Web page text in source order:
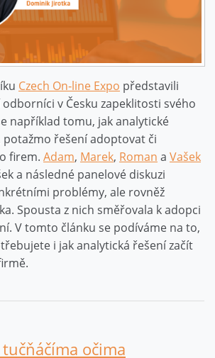
Czech On‑line Expo představili
v Česku zapeklitosti svého
například tomu, jak analytické
potažmo řešení adoptovat či
firem. Adam, Marek, Roman a Vašek
a následné panelové diskuzi
problémy, ale rovněž
Spousta z nich směřovala k adopci
V tomto článku se podíváme na to,
i jak analytická řešení začít
očima